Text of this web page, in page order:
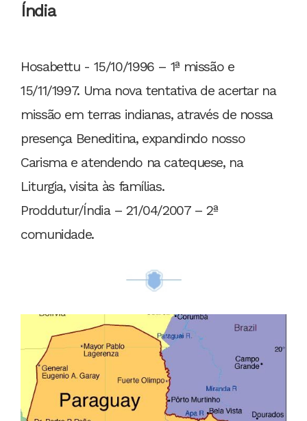
Índia
Hosabettu - 15/10/1996 – 1ª missão e
15/11/1997. Uma nova tentativa de acertar na
missão em terras indianas, através de nossa
presença Beneditina, expandindo nosso
Carisma e atendendo na catequese, na
Liturgia, visita às famílias.
Proddutur/Índia – 21/04/2007 – 2ª
comunidade.